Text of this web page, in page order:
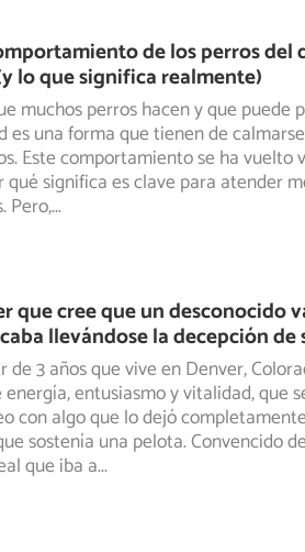
de los perros del
lo que significa realmente)
muchos perros hacen y que puede
es una forma que tienen de
Este comportamiento se ha vuelto
qué significa es clave para atender
Pero,...
que cree que un desconocido
llevándose la decepción de
3 años que vive en Denver,
entusiasmo y vitalidad, que
con algo que lo dejó completamente
sostenía una pelota. Convencido
que iba a...